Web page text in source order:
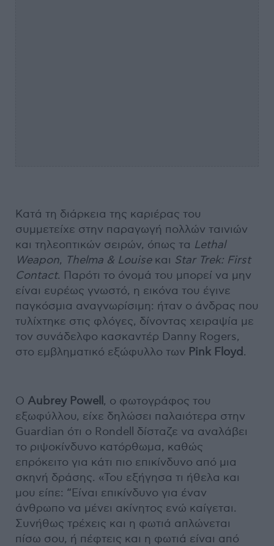
Κατά τη διάρκεια της καριέρας του
συμμετείχε στην παραγωγή πολλών ταινιών
και τηλεοπτικών σειρών, όπως τα Lethal
Weapon, Thelma & Louiseκαι Star Trek: First
Contact. Παρότι το όνομά του μπορεί να μην
είναι ευρέως γνωστό, η εικόνα του έγινε
παγκόσμια αναγνωρίσιμη: ήταν ο άνδρας που
τυλίχτηκε στις φλόγες, δίνοντας χειραψία με
τον συνάδελφο κασκαντέρ Danny Rogers,
στο εμβληματικό εξώφυλλο των Pink Floyd.
Ο Aubrey Powell , ο φωτογράφος του
εξωφύλλου, είχε δηλώσει παλαιότερα στην
Guardian ότι ο Rondell δίσταζε να αναλάβει
το ριψοκίνδυνο κατόρθωμα, καθώς
επρόκειτο για κάτι πιο επικίνδυνο από μια
σκηνή δράσης. «Του εξήγησα τι ήθελα και
μου είπε: “Είναι επικίνδυνο για έναν
άνθρωπο να μένει ακίνητος ενώ καίγεται.
Συνήθως τρέχεις και η φωτιά απλώνεται
πίσω σου, ή πέφτεις και η φωτιά είναι από